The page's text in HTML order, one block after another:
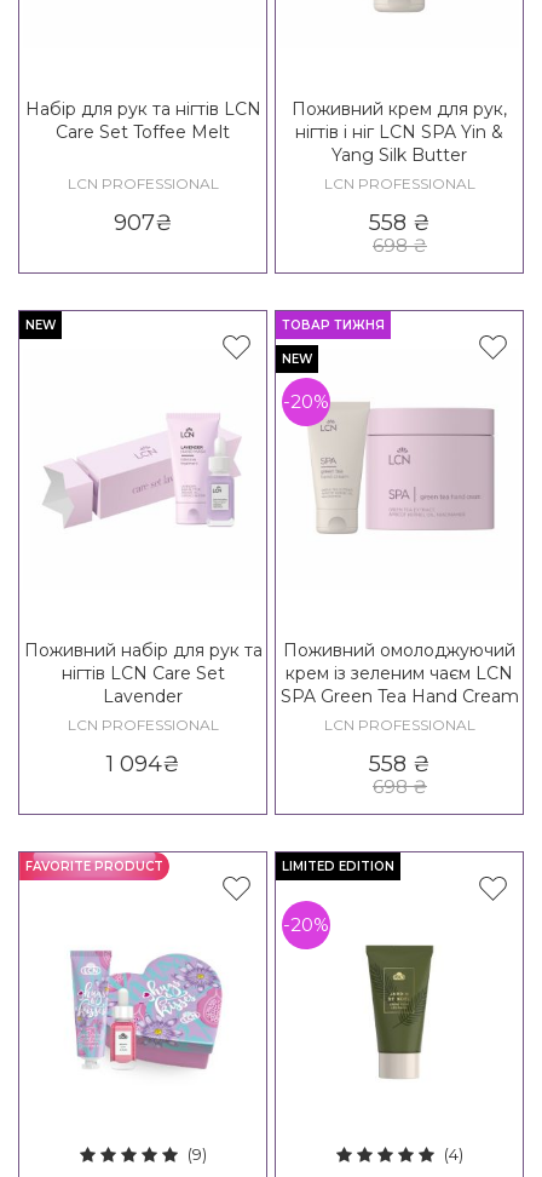
Набір для рук та нігтів LCN
Care Set Toffee Melt
LCN PROFESSIONAL
907₴
Поживний крем для рук,
нігтів і ніг LCN SPA Yin &
Yang Silk Butter
LCN PROFESSIONAL
558 ₴
698₴
NEW
Поживний набір для рук та
нігтів LCN Care Set
Lavender
LCN PROFESSIONAL
1 094₴
ТОВАР ТИЖНЯ
NEW
-20%
Поживний омолоджуючий
крем із зеленим чаєм LCN
SPA Green Tea Hand Cream
LCN PROFESSIONAL
558 ₴
698₴
FAVORITE PRODUCT
(9)
LIMITED EDITION
-20%
(4)